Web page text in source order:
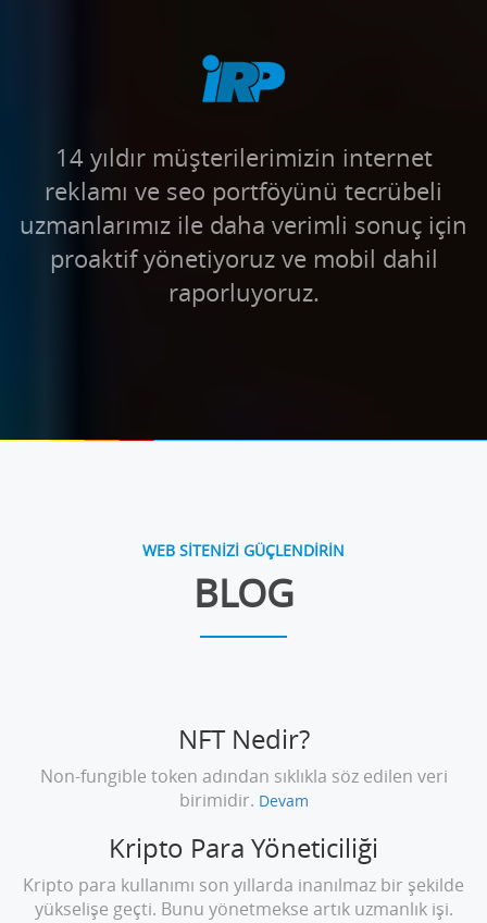
14 yıldır müşterilerimizin internet
reklamı ve seo portföyünü tecrübeli
uzmanlarımız ile daha verimli sonuç için
proaktif yönetiyoruz ve mobil dahil
raporluyoruz.
WEB SİTENİZİ GÜÇLENDİRİN
BLOG
NFT Nedir?
Non-fungible token adından sıklıkla söz edilen veri
birimidir. Devam
Kripto Para Yöneticiliği
Kripto para kullanımı son yıllarda inanılmaz bir şekilde
yükselişe geçti. Bunu yönetmekse artık uzmanlık işi.